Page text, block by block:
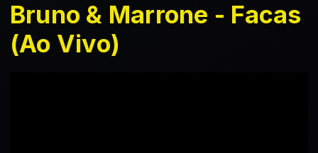
Bruno & Marrone - Facas
(Ao Vivo)